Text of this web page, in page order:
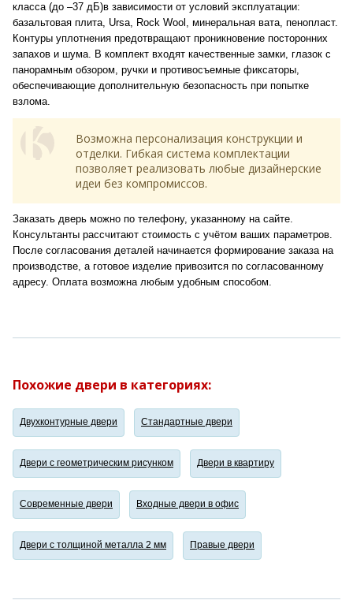
класса (до –37 дБ)в зависимости от условий эксплуатации:
базальтовая плита, Ursa, Rock Wool, минеральная вата, пенопласт.
Контуры уплотнения предотвращают проникновение посторонних
запахов и шума. В комплект входят качественные замки, глазок с
панорамным обзором, ручки и противосъемные фиксаторы,
обеспечивающие дополнительную безопасность при попытке
взлома.
Возможна персонализация конструкции и
отделки. Гибкая система комплектации
позволяет реализовать любые дизайнерские
идеи без компромиссов.
Заказать дверь можно по телефону, указанному на сайте.
Консультанты рассчитают стоимость с учётом ваших параметров.
После согласования деталей начинается формирование заказа на
производстве, а готовое изделие привозится по согласованному
адресу. Оплата возможна любым удобным способом.
Похожие двери в категориях:
Двухконтурные двери Стандартные двери
Двери с геометрическим рисунком Двери в квартиру
Современные двери Входные двери в офис
Двери с толщиной металла 2 мм Правые двери